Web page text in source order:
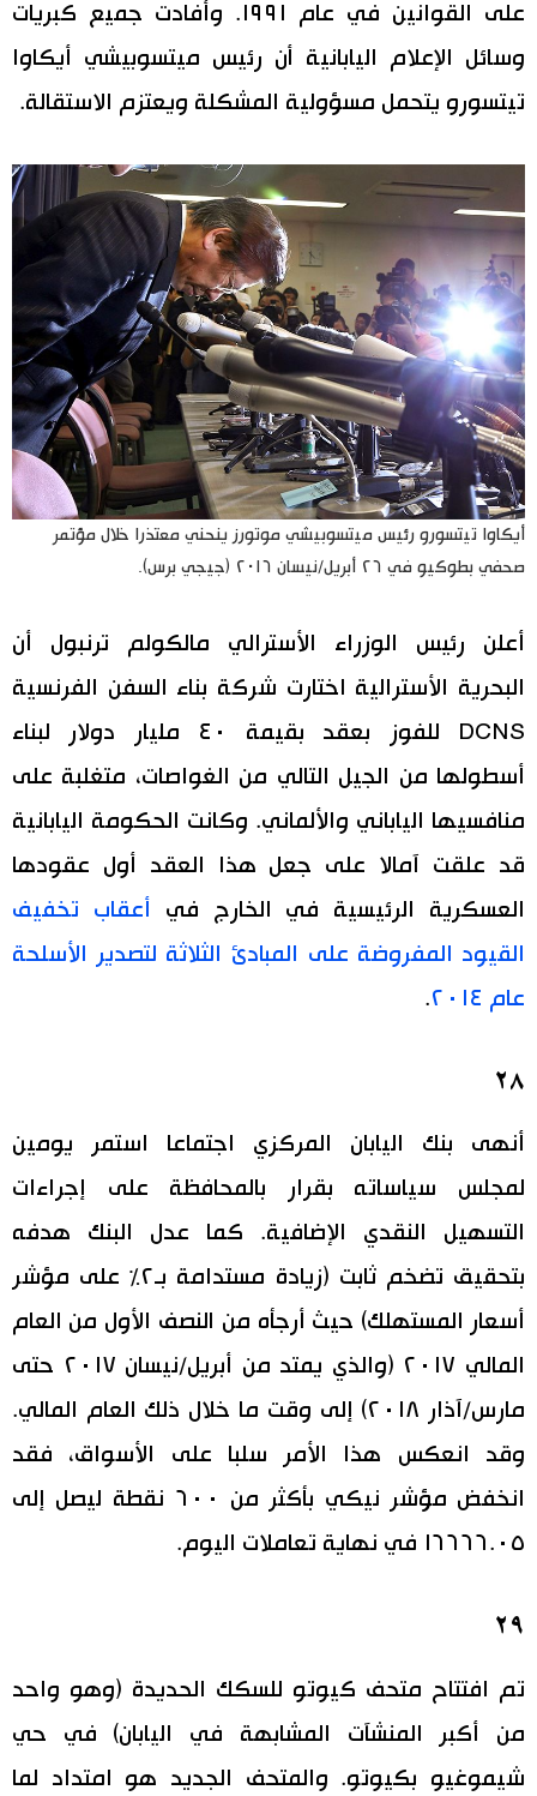
على القوانين في عام ١٩٩١. وأفادت جميع كبريات
وسائل الإعلام اليابانية أن رئيس ميتسوبيشي أيكاوا
تيتسورو يتحمل مسؤولية المشكلة ويعتزم الاستقالة.
أيكاوا تيتسورو رئيس ميتسوبيشي موتورز ينحني معتذرا خلال مؤتمر
صحفي بطوكيو في ٢٦ أبريل/نيسان ٢٠١٦ (جيجي برس).
أعلن رئيس الوزراء الأسترالي مالكولم ترنبول أن
البحرية الأسترالية اختارت شركة بناء السفن الفرنسية
DCNS للفوز بعقد بقيمة ٤٠ مليار دولار لبناء
أسطولها من الجيل التالي من الغواصات، متغلبة على
منافسيها الياباني والألماني. وكانت الحكومة اليابانية
قد علقت آمالا على جعل هذا العقد أول عقودها
العسكرية الرئيسية في الخارج في أعقاب تخفيف
القيود المفروضة على المبادئ الثلاثة لتصدير الأسلحة
عام ٢٠١٤
.
٢٨
أنهى بنك اليابان المركزي اجتماعا استمر يومين
لمجلس سياساته بقرار بالمحافظة على إجراءات
التسهيل النقدي الإضافية. كما عدل البنك هدفه
بتحقيق تضخم ثابت (زيادة مستدامة بـ٢٪ على مؤشر
أسعار المستهلك) حيث أرجأه من النصف الأول من العام
المالي ٢٠١٧ (والذي يمتد من أبريل/نيسان ٢٠١٧ حتى
مارس/آذار ٢٠١٨) إلى وقت ما خلال ذلك العام المالي.
وقد انعكس هذا الأمر سلبا على الأسواق، فقد
انخفض مؤشر نيكي بأكثر من ٦٠٠ نقطة ليصل إلى
١٦٦٦٦.٠٥ في نهاية تعاملات اليوم.
٢٩
تم افتتاح متحف كيوتو للسكك الحديدة (وهو واحد
من أكبر المنشآت المشابهة في اليابان) في حي
شيموغيو بكيوتو. والمتحف الجديد هو امتداد لما